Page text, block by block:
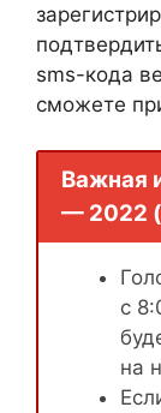
sms-кода
сможете
Важная
— 2022
с
на